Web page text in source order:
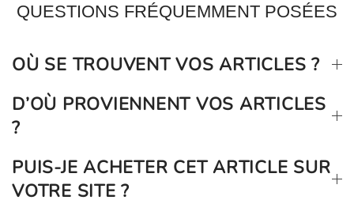
QUESTIONS FRÉQUEMMENT POSÉES
OÙ SE TROUVENT VOS ARTICLES ?
D’OÙ PROVIENNENT VOS ARTICLES
?
PUIS-JE ACHETER CET ARTICLE SUR
VOTRE SITE ?